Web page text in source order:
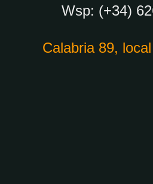
Wsp: (+34)
Calabria 89,